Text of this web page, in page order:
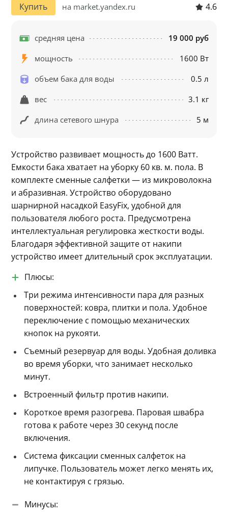
Купить на market.yandex.ru 4.6
средняя цена
19 000 руб
мощность
1600 Вт
объем бака для воды
0.5 л
вес
3.1 кг
длина сетевого шнура
5 м
Устройство развивает мощность до 1600 Ватт.
Емкости бака хватает на уборку 60 кв. м. пола. В
комплекте сменные салфетки — из микроволокна
и абразивная. Устройство оборудовано
шарнирной насадкой EasyFix, удобной для
пользователя любого роста. Предусмотрена
интеллектуальная регулировка жесткости воды.
Благодаря эффективной защите от накипи
устройство имеет длительный срок эксплуатации.
Плюсы:
Три режима интенсивности пара для разных
поверхностей: ковра, плитки и пола. Удобное
переключение с помощью механических
кнопок на рукояти.
Съемный резервуар для воды. Удобная доливка
во время уборки, что занимает несколько
минут.
Встроенный фильтр против накипи.
Короткое время разогрева. Паровая швабра
готова к работе через 30 секунд после
включения.
Система фиксации сменных салфеток на
липучке. Пользователь может легко менять их,
не контактируя с грязью.
Минусы: